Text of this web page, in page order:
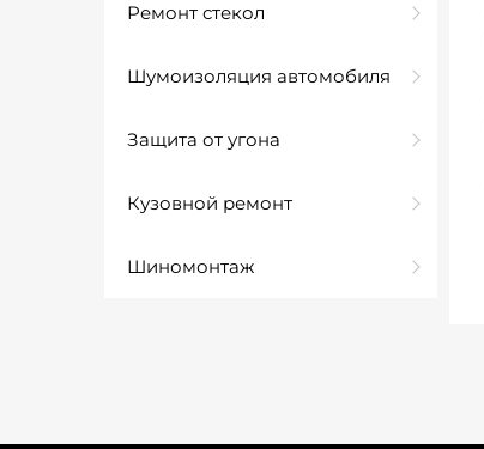
Ремонт стекол
Шумоизоляция автомобиля
Защита от угона
Кузовной ремонт
Шиномонтаж